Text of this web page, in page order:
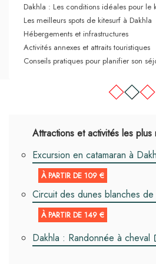
Dakhla : Les conditions idéales pour le
Les meilleurs spots de kitesurf à Dakhla
Hébergements et infrastructures
Activités annexes et attraits touristiques
Conseils pratiques pour planifier son
Attractions et activités les
Excursion en catamaran à
À PARTIR DE 109 €
Circuit des dunes blanches
À PARTIR DE 149 €
Dakhla : Randonnée à cheval